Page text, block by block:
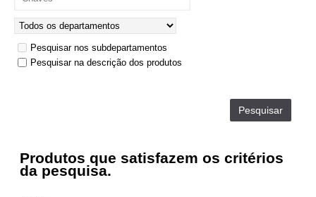
Pesquisar nos subdepartamentos
Pesquisar na descrição dos produtos
Produtos que satisfazem os critérios
da pesquisa.